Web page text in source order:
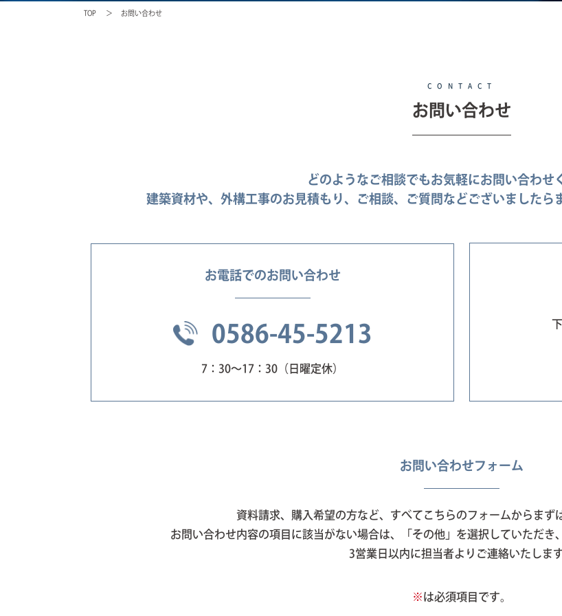
TOP お問い合わせ
CONTACT
お問い合わせ
どのようなご相談でもお気軽にお問い合わせ
建築資材や、外構工事のお見積もり、ご相談、ご質問などございましたら
お電話でのお問い合わせ
0586-45-5213
7：30〜17：30（日曜定休）
お問い合わせフォーム
資料請求、購入希望の方など、すべてこちらのフォームからまず
お問い合わせ内容の項目に該当がない場合は、「その他」を選択していただき
3営業日以内に担当者よりご連絡いたします
※は必須項目です。